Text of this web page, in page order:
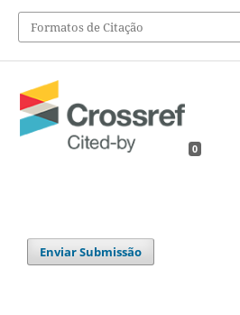
Formatos de Citação
0
Enviar Submissão